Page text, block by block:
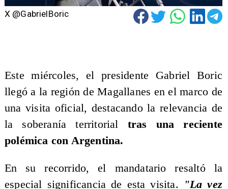
X @GabrielBoric
Este miércoles, el presidente Gabriel Boric
llegó a la región de Magallanes en el marco de
una visita oficial, destacando la relevancia de
la soberanía territorial tras una reciente
polémica con Argentina.
En su recorrido, el mandatario resaltó la
especial significancia de esta visita.
"La vez